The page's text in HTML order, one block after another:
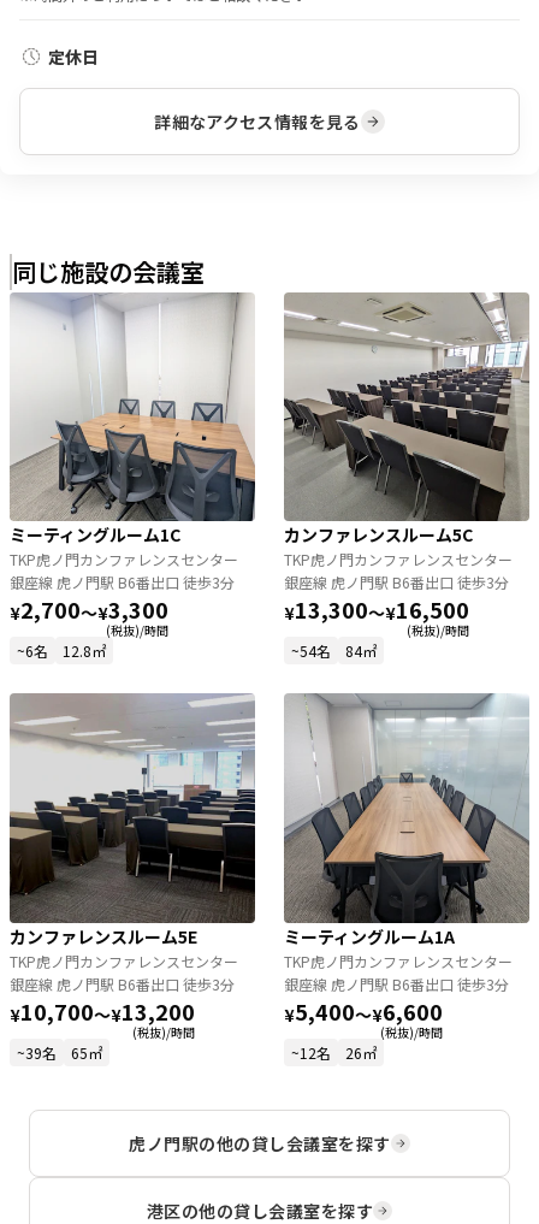
定休日
詳細なアクセス情報を見る
同じ施設の会議室
ミーティングルーム1C
TKP虎ノ門カンファレンスセンター
銀座線 虎ノ門駅 B6番出口 徒歩3分
¥2,700〜¥3,300
(税抜)/時間
~6名 12.8㎡
カンファレンスルーム5C
TKP虎ノ門カンファレンスセンター
銀座線 虎ノ門駅 B6番出口 徒歩3分
¥13,300〜¥16,500
(税抜)/時間
~54名 84㎡
カンファレンスルーム5E
TKP虎ノ門カンファレンスセンター
銀座線 虎ノ門駅 B6番出口 徒歩3分
¥10,700〜¥13,200
(税抜)/時間
~39名 65㎡
ミーティングルーム1A
TKP虎ノ門カンファレンスセンター
銀座線 虎ノ門駅 B6番出口 徒歩3分
¥5,400〜¥6,600
(税抜)/時間
~12名 26㎡
虎ノ門駅の他の貸し会議室を探す
港区の他の貸し会議室を探す